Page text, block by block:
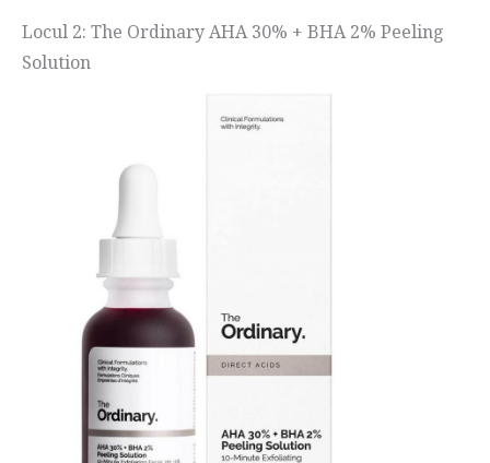
Locul 2: The Ordinary AHA 30% + BHA 2% Peeling
Solution